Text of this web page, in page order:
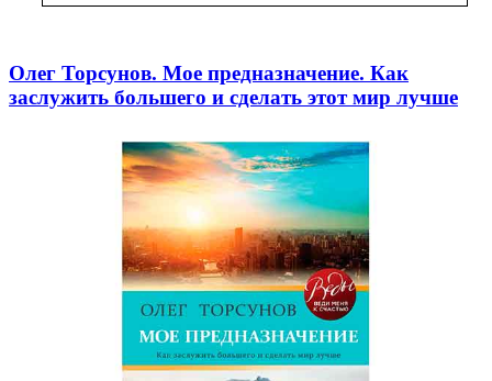
Олег Торсунов. Мое предназначение. Как
заслужить большего и сделать этот мир лучше